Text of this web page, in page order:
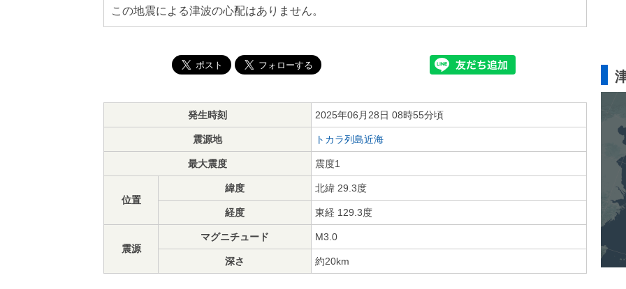
この地震による津波の心配はありません。
発生時刻 2025年06月28日 08時55分頃
震源地 トカラ列島近海
最大震度 震度1
位置
緯度 北緯 29.3度
経度 東経 129.3度
震源
マグニチュード M3.0
深さ 約20km